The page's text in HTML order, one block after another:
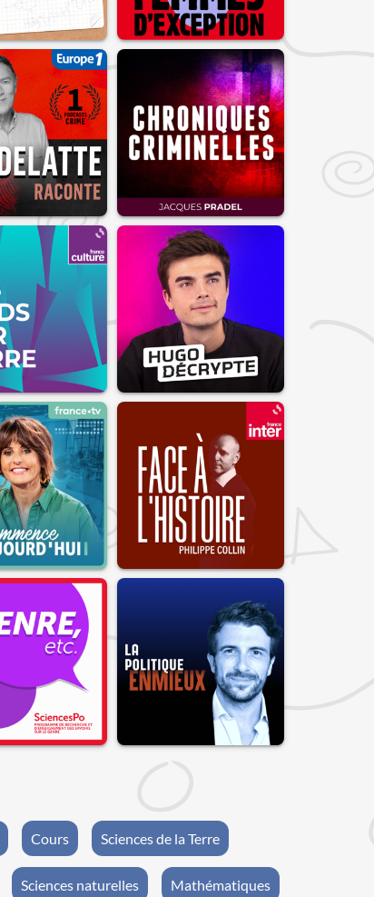
Cours Sciences de la Terre
Sciences naturelles Mathématiques